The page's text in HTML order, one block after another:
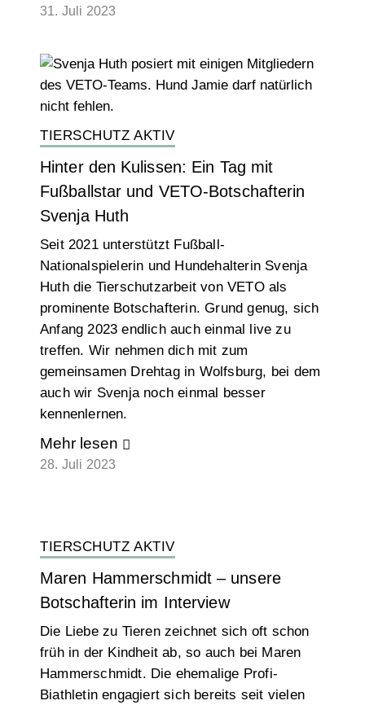
31. Juli 2023
TIERSCHUTZ AKTIV
Hinter den Kulissen: Ein Tag mit
Fußballstar und VETO-Botschafterin
Svenja Huth
Seit 2021 unterstützt Fußball-
Nationalspielerin und Hundehalterin Svenja
Huth die Tierschutzarbeit von VETO als
prominente Botschafterin. Grund genug, sich
Anfang 2023 endlich auch einmal live zu
treffen. Wir nehmen dich mit zum
gemeinsamen Drehtag in Wolfsburg, bei dem
auch wir Svenja noch einmal besser
kennenlernen.
Mehr lesen
28. Juli 2023
TIERSCHUTZ AKTIV
Maren Hammerschmidt – unsere
Botschafterin im Interview
Die Liebe zu Tieren zeichnet sich oft schon
früh in der Kindheit ab, so auch bei Maren
Hammerschmidt. Die ehemalige Profi-
Biathletin engagiert sich bereits seit vielen